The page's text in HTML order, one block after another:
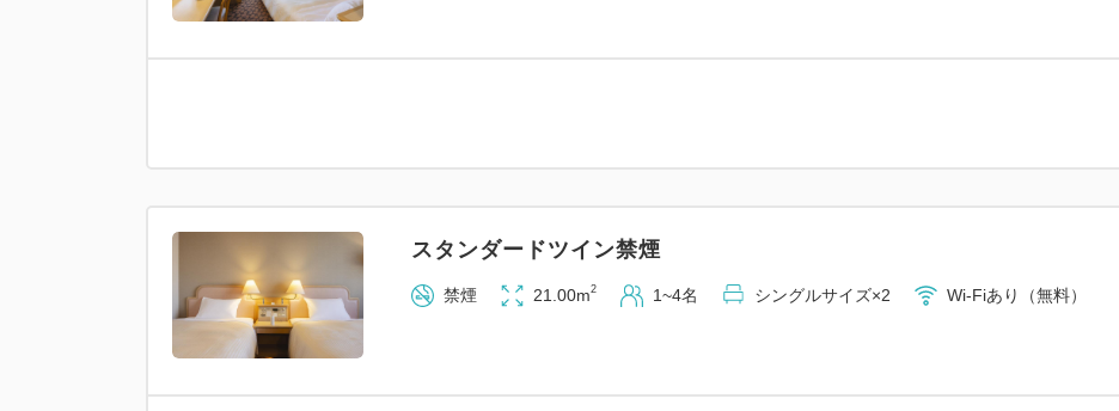
高さ制限 2.1mまで（15台）/
営業時間：7:30～23:00（※7:30
スタンダードツイン禁煙
禁煙 21.00m2 1~4名 シングルサイズ×2 Wi-Fiあり（無料）